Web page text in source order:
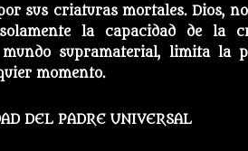
sus criaturas mortales. Dios,
la capacidad de la
supramaterial, limita la
momento.
DEL PADRE UNIVERSAL